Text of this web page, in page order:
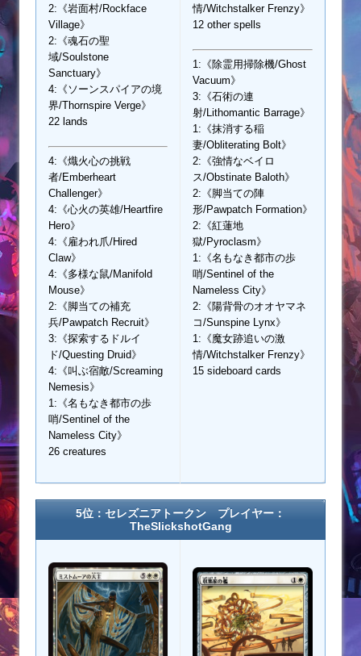
2:《岩面村/Rockface
Village》
2:《魂石の聖
域/Soulstone
Sanctuary》
4:《ソーンスパイアの境
界/Thornspire Verge》
22 lands
4:《熾火心の挑戦
者/Emberheart
Challenger》
4:《心火の英雄/Heartfire
Hero》
4:《雇われ爪/Hired
Claw》
4:《多様な鼠/Manifold
Mouse》
2:《脚当ての補充
兵/Pawpatch Recruit》
3:《探索するドルイ
ド/Questing Druid》
4:《叫ぶ宿敵/Screaming
Nemesis》
1:《名もなき都市の歩
哨/Sentinel of the
Nameless City》
26 creatures
情/Witchstalker Frenzy》
12 other spells
1:《除霊用掃除機/Ghost
Vacuum》
3:《石術の連
射/Lithomantic Barrage》
1:《抹消する稲
妻/Obliterating Bolt》
2:《強情なベイロ
ス/Obstinate Baloth》
2:《脚当ての陣
形/Pawpatch Formation》
2:《紅蓮地
獄/Pyroclasm》
1:《名もなき都市の歩
哨/Sentinel of the
Nameless City》
2:《陽背骨のオオヤマネ
コ/Sunspine Lynx》
1:《魔女跡追いの激
情/Witchstalker Frenzy》
15 sideboard cards
5位：セレズニアトークン プレイヤー：
TheSlickshotGang